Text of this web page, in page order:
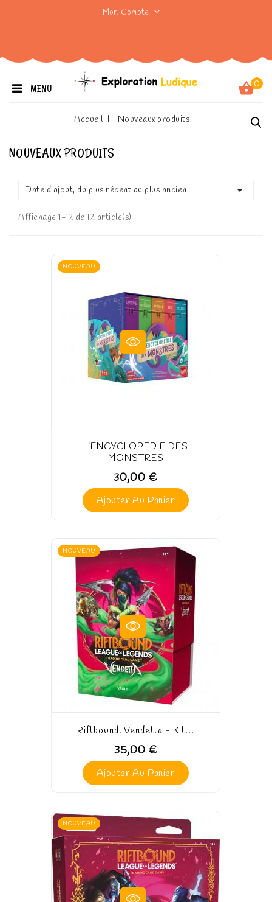
Mon Compte
0
MENU
Accueil Nouveaux produits
NOUVEAUX PRODUITS
Date d'ajout, du plus récent au plus ancien 
Affichage 1-12 de 12 article(s)
NOUVEAU
L'ENCYCLOPEDIE DES
MONSTRES
30,00 €
Ajouter Au Panier
NOUVEAU
Riftbound: Vendetta - Kit...
35,00 €
Ajouter Au Panier
NOUVEAU